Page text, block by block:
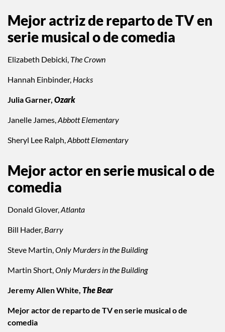
Mejor actriz de reparto de TV en
serie musical o de comedia
Elizabeth Debicki, The Crown
Hannah Einbinder, Hacks
Julia Garner, Ozark
Janelle James, Abbott Elementary
Sheryl Lee Ralph, Abbott Elementary
Mejor actor en serie musical o de
comedia
Donald Glover, Atlanta
Bill Hader, Barry
Steve Martin, Only Murders in the Building
Martin Short, Only Murders in the Building
Jeremy Allen White, The Bear
Mejor actor de reparto de TV en serie musical o de
comedia